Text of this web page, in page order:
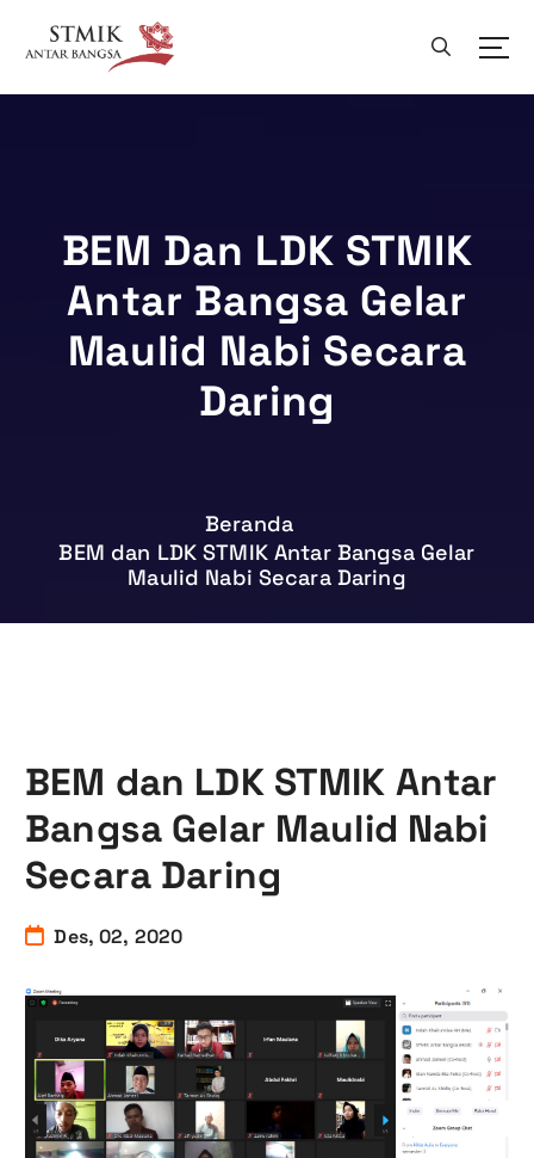
a
BEM Dan LDK STMIK
Antar Bangsa Gelar
Maulid Nabi Secara
Daring
Beranda
BEM dan LDK STMIK Antar Bangsa Gelar
Maulid Nabi Secara Daring
BEM dan LDK STMIK Antar
Bangsa Gelar Maulid Nabi
Secara Daring
Des, 02, 2020